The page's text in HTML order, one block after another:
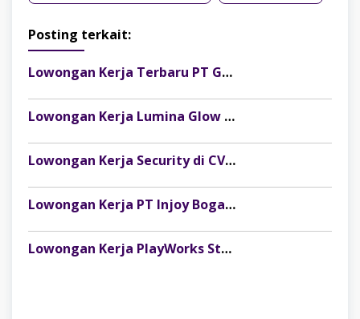
Posting terkait:
Lowongan Kerja Terbaru PT Gelora Citra Kimia Abadi Palembang
Lowongan Kerja Lumina Glow Clinic & Salon Palembang Terbaru
Lowongan Kerja Security di CV Indosteel Sumber Berkat Palembang
Lowongan Kerja PT Injoy Boga Indonesia (Distributor Es Krim Aice Palembang)
Lowongan Kerja PlayWorks Store Palembang Trade Centre Terbaru